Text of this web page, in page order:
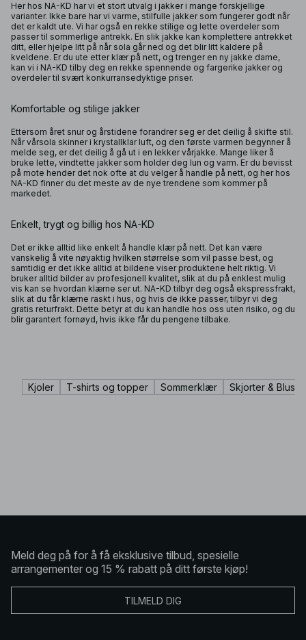
Her hos NA-KD har vi et stort utvalg i jakker i mange forskjellige
varianter. Ikke bare har vi varme, stilfulle jakker som fungerer godt når
det er kaldt ute. Vi har også en rekke stilige og lette overdeler som
passer til sommerlige antrekk. En slik jakke kan komplettere antrekket
ditt, eller hjelpe litt på når sola går ned og det blir litt kaldere på
kveldene. Er du ute etter klær på nett, og trenger en ny jakke dame,
kan vi i NA-KD tilby deg en rekke spennende og fargerike jakker og
overdeler til svært konkurransedyktige priser.
Komfortable og stilige jakker
Ettersom året snur og årstidene forandrer seg er det deilig å skifte stil.
Når vårsola skinner i krystallklar luft, og den første varmen begynner å
melde seg, er det deilig å gå ut i en lekker vårjakke. Mange liker å
bruke lette, vindtette jakker som holder deg lun og varm. Er du bevisst
på mote hender det nok ofte at du velger å handle på nett, og her hos
NA-KD finner du det meste av de nye trendene som kommer på
markedet.
Enkelt, trygt og billig hos NA-KD
Det er ikke alltid like enkelt å handle klær på nett. Det kan være
vanskelig å vite nøyaktig hvilken størrelse som vil passe best, og
samtidig er det ikke alltid at bildene viser produktene helt riktig. Vi
bruker alltid bilder av profesjonell kvalitet, slik at du på enklest mulig
vis kan se hvordan klærne ser ut. NA-KD tilbyr deg også ekspressfrakt,
slik at du får klærne raskt i hus, og hvis de ikke passer, tilbyr vi deg
gratis returfrakt. Dette betyr at du kan handle hos oss uten risiko, og du
blir garantert fornøyd, hvis ikke får du pengene tilbake.
Kjoler T-shirts og topper Sommerklær Skjorter & Bluser
Meld deg på for å få eksklusive tilbud, spesielle
arrangementer og 15 % rabatt på ditt første kjøp!
TILMELD DIG